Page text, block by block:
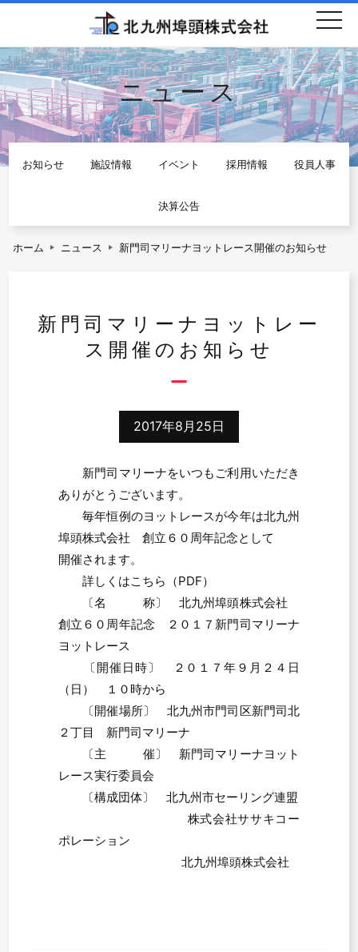
ニュース
お知らせ 施設情報 イベント 採用情報 役員人事
決算公告
ホーム ニュース 新門司マリーナヨットレース開催のお知らせ
新門司マリーナヨットレー
ス開催のお知らせ
2017年8月25日
新門司マリーナをいつもご利用いただき
ありがとうございます。
毎年恒例のヨットレースが今年は北九州
埠頭株式会社 創立６０周年記念として
開催されます。
詳しくはこちら（PDF）
〔名 称〕 北九州埠頭株式会社
創立６０周年記念 ２０１７新門司マリーナ
ヨットレース
〔開催日時〕 ２０１７年９月２４日
（日） １０時から
〔開催場所〕 北九州市門司区新門司北
２丁目 新門司マリーナ
〔主 催〕 新門司マリーナヨット
レース実行委員会
〔構成団体〕 北九州市セーリング連盟
株式会社ササキコー
ポレーション
北九州埠頭株式会社